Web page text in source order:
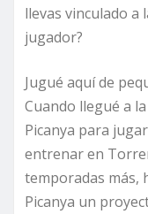
llevas vinculado a
jugador?
Jugué aquí de
Cuando llegué a
Picanya para
entrenar en
temporadas más,
Picanya un